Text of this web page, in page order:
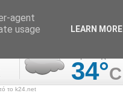
το k24.net
agent
usage
LEARN MORE